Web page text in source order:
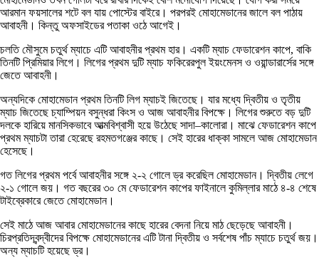
আরমান ফয়সালের শটে বল যায় পোস্টের বাইরে। পরপরই মোহামেডানের জালে বল পাঠায়
আবাহনী। কিন্তু অফসাইডের পতাকা ওঠে আগেই।
চলতি মৌসুমে চতুর্থ ম্যাচে এটি আবাহনীর প্রথম হার। একটি ম্যাচ ফেডারেশন কাপে, বাকি
তিনটি প্রিমিয়ার লিগে। লিগের প্রথম দুটি ম্যাচ ফকিরেরপুল ইয়ংমেনস ও ওয়ান্ডারার্সের সঙ্গে
জেতে আবাহনী।
অন্যদিকে মোহামেডান প্রথম তিনটি লিগ ম্যাচই জিতেছে। যার মধ্যে দ্বিতীয় ও তৃতীয়
ম্যাচ জিতেছে চ্যাম্পিয়ন বসুন্ধরা কিংস ও আজ আবাহনীর বিপক্ষে। লিগের শুরুতে বড় দুটি
দলকে হারিয়ে মানসিকভাবে আত্মবিশ্বাসী হয়ে উঠেছে সাদা–কালোরা। মাঝে ফেডারেশন কাপে
প্রথম ম্যাচটা তারা হেরেছে রহমতগঞ্জের কাছে। সেই হারের ধাক্কা সামলে আজ মোহামেডান
হেসেছে।
গত লিগের প্রথম পর্বে আবাহনীর সঙ্গে ২-২ গোলে ড্র করেছিল মোহামেডান। দ্বিতীয় লেগে
২-১ গোলে জয়। গত বছরের ৩০ মে ফেডারেশন কাপের ফাইনালে কুমিল্লার মাঠে ৪-৪ শেষে
টাইব্রেকারে জেতে মোহামেডান।
সেই মাঠে আজ আবার মোহামেডানের কাছে হারের বেদনা নিয়ে মাঠ ছেড়েছে আবাহনী।
চিরপ্রতিদ্বন্দ্বীদের বিপক্ষে মোহামেডানের এটি টানা দ্বিতীয় ও সর্বশেষ পাঁচ ম্যাচে চতুর্থ জয়।
অন্য ম্যাচটি হয়েছে ড্র।